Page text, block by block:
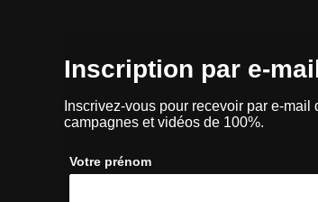
Inscription par e-
Inscrivez-vous pour recevoir par e-
campagnes et vidéos de 100%.
Votre prénom